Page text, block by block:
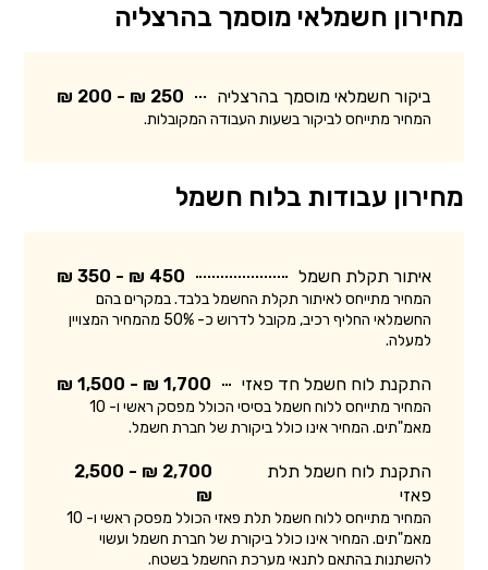
מחירון חשמלאי מוסמך בהרצליה
ביקור חשמלאי מוסמך בהרצליה 250 ₪ - 200 ₪
המחיר מתייחס לביקור בשעות העבודה המקובלות.
מחירון עבודות בלוח חשמל
איתור תקלת חשמל 450 ₪ - 350 ₪
המחיר מתייחס לאיתור תקלת החשמל בלבד. במקרים בהם
החשמלאי החליף רכיב, מקובל לדרוש כ- 50% מהמחיר המצויין
למעלה.
התקנת לוח חשמל חד פאזי 1,700 ₪ - 1,500 ₪
המחיר מתייחס ללוח חשמל בסיסי הכולל מפסק ראשי ו- 10
מאמ"תים. המחיר אינו כולל ביקורת של חברת חשמל.
התקנת לוח חשמל תלת
פאזי
2,700 ₪ - 2,500
₪
המחיר מתייחס ללוח חשמל תלת פאזי הכולל מפסק ראשי ו- 10
מאמ"תים. המחיר אינו כולל ביקורת של חברת חשמל ועשוי
להשתנות בהתאם לתנאי מערכת החשמל בשטח.